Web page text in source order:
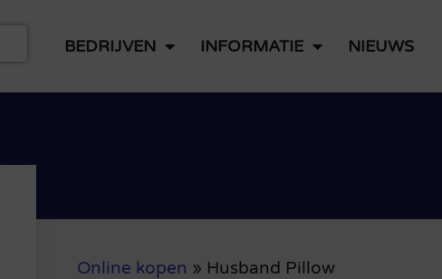
BEDRIJVEN INFORMATIE NIEUWS
Online kopen » Husband Pillow